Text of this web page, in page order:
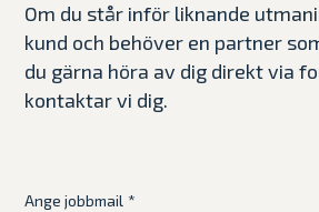
Om du står inför liknande
kund och behöver en partner
du gärna höra av dig direkt via
kontaktar vi dig.
Ange jobbmail *